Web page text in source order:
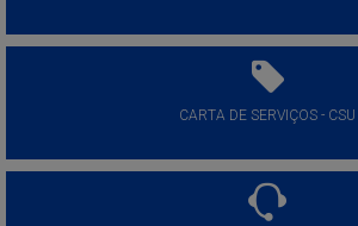
CARTA DE SERVIÇOS - CSU